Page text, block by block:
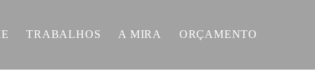
TRABALHOS A MIRA ORÇAMENTO